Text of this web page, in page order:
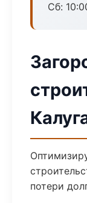
Сб:
потери